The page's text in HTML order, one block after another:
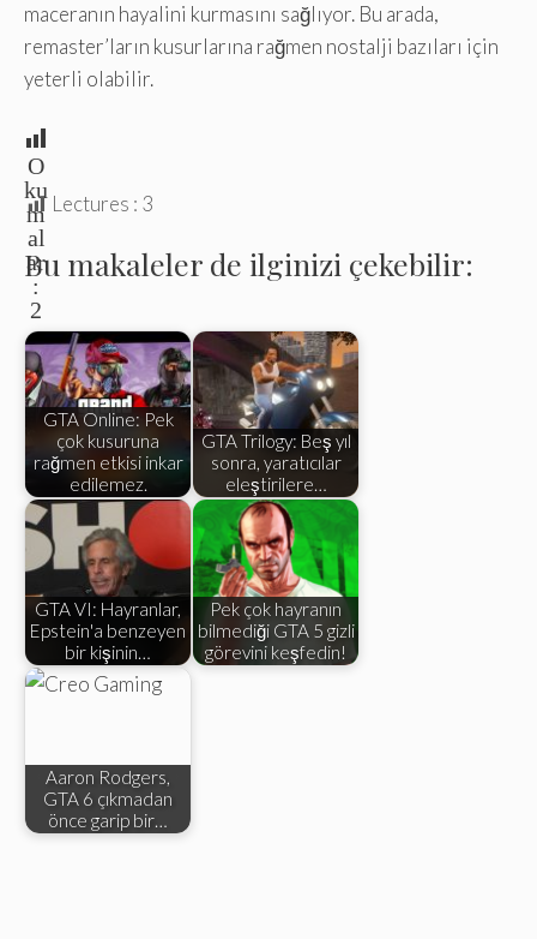
maceranın hayalini kurmasını sağlıyor. Bu arada,
remaster’ların kusurlarına rağmen nostalji bazıları için
yeterli olabilir.
O
ku
m
al
ar
:
2
Lectures : 3
Bu makaleler de ilginizi çekebilir:
GTA Online: Pek
çok kusuruna
rağmen etkisi inkar
edilemez.
GTA Trilogy: Beş yıl
sonra, yaratıcılar
eleştirilere…
GTA VI: Hayranlar,
Epstein'a benzeyen
bir kişinin…
Pek çok hayranın
bilmediği GTA 5 gizli
görevini keşfedin!
Aaron Rodgers,
GTA 6 çıkmadan
önce garip bir…